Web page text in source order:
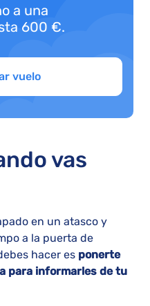
a una
600 €.
vuelo
vas
en un atasco y
a la puerta de
hacer es ponerte
para informarles de tu